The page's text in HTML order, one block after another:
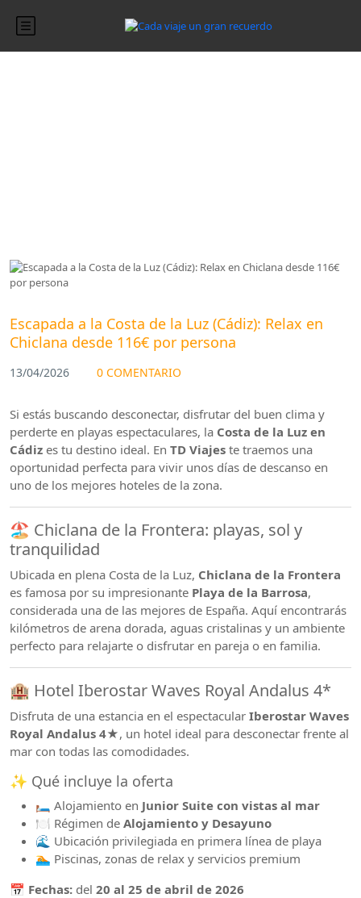
Escapada a la Costa de la Luz (Cádiz): Relax en
Chiclana desde 116€ por persona
13/04/2026 0 COMENTARIO
Si estás buscando desconectar, disfrutar del buen clima y
perderte en playas espectaculares, la Costa de la Luz en
Cádiz es tu destino ideal. En TD Viajes te traemos una
oportunidad perfecta para vivir unos días de descanso en
uno de los mejores hoteles de la zona.
🏖️ Chiclana de la Frontera: playas, sol y
tranquilidad
Ubicada en plena Costa de la Luz, Chiclana de la Frontera
es famosa por su impresionante Playa de la Barrosa,
considerada una de las mejores de España. Aquí encontrarás
kilómetros de arena dorada, aguas cristalinas y un ambiente
perfecto para relajarte o disfrutar en pareja o en familia.
🏨 Hotel Iberostar Waves Royal Andalus 4*
Disfruta de una estancia en el espectacular Iberostar Waves
Royal Andalus 4★, un hotel ideal para desconectar frente al
mar con todas las comodidades.
✨ Qué incluye la oferta
🛏️ Alojamiento en Junior Suite con vistas al mar
🍽️ Régimen de Alojamiento y Desayuno
🌊 Ubicación privilegiada en primera línea de playa
🏊 Piscinas, zonas de relax y servicios premium
📅 Fechas: del 20 al 25 de abril de 2026